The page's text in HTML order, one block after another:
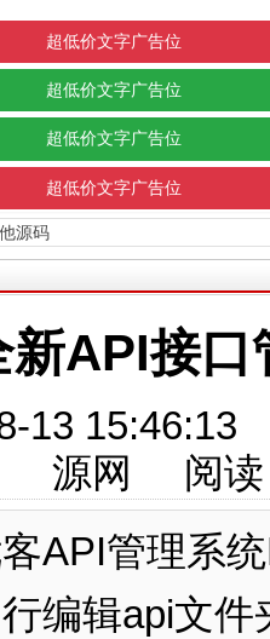
超低价文字广告位
超低价文字广告位
超低价文字广告位
超低价文字广告位
源码
新API接
13
源网 阅读
API管理系
编辑api文